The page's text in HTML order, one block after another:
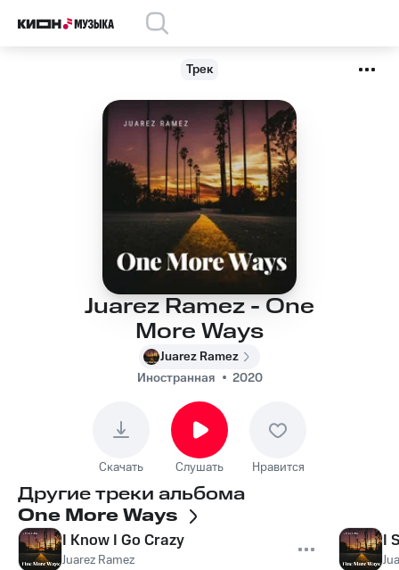
Трек
Juarez Ramez - One
More Ways
Juarez Ramez
Иностранная
2020
Скачать Слушать Нравится
Другие треки альбома
One More Ways
I Know I Go Crazy
Juarez Ramez
I